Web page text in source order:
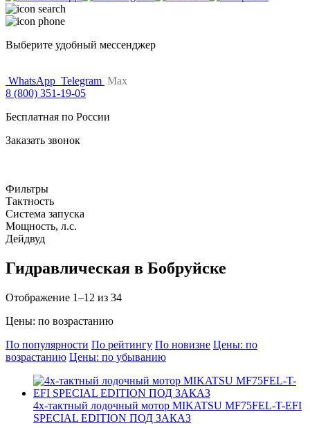
Выберите удобный мессенджер
WhatsApp Telegram Max
8 (800) 351-19-05
Бесплатная по России
Заказать звонок
Фильтры
Тактность
Система запуска
Мощность, л.с.
Дейдвуд
Гидравлическая в Бобруйске
Отображение 1–12 из 34
Цены: по возрастанию
По популярности По рейтингу По новизне Цены: по
возрастанию Цены: по убыванию
4х-тактный лодочный мотор MIKATSU MF75FEL-T-EFI
SPECIAL EDITION ПОД ЗАКАЗ